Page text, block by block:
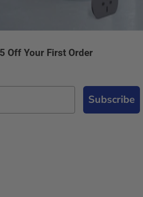
Off Your First Order
Subscribe